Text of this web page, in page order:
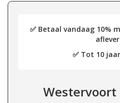
✅ Betaal vandaag 10%
✅ Tot 10
Westervoort